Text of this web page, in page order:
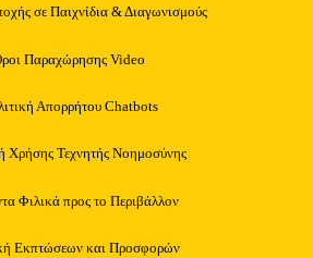
σε Παιχνίδια & Διαγωνισμούς
Παραχώρησης Video
Απορρήτου Chatbots
Χρήσης Τεχνητής Νοημοσύνης
Φιλικά προς το Περιβάλλον
Εκπτώσεων και Προσφορών